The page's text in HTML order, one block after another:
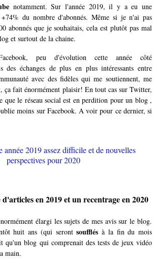
notamment. Sur l'année 2019, il y a eu une
du nombre d'abonnés. Même si je n'ai pas
abonnés que je souhaitais, cela est plutôt pas mal
et surtout de la chaine.
peu d'évolution cette année côté
des échanges de plus en plus intéressants entre
avec des fidèles qui me soutiennent, me
ça fait énormément plaisir! En tout cas sur Twitter,
que le réseau social est en perdition pour un blog ,
moins sur Facebook. A voir pour ce dernier, si
en 2019 et un recentrage en 2020
élargi les sujets de mes avis sur le blog.
huit ans (qui serontsoufflés à la fin du mois
qu'un blog qui comprenait des tests de jeux vidéo
main.